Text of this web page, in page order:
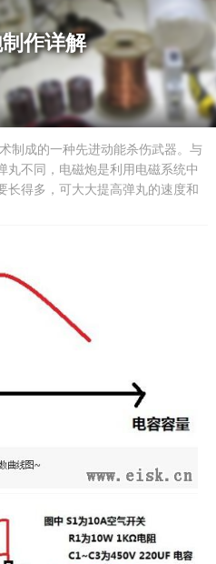
作详解
制成的一种先进动能杀伤武器。与
不同，电磁炮是利用电磁系统中
长得多，可大大提高弹丸的速度和